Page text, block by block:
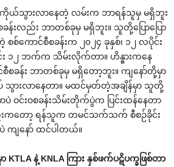
ယ်သွားလာနေတဲ့ လမ်းက ဘာရန်သူမှ မရှိဘူး
န်းလည်း ဘာတစ်ခုမှ မရှိဘူး။ သူတို့ပြောပြော
စ်ကောင်စီစခန်းက ၂၀၂၄ ခုနှစ်၊ ၁၂ လပိုင်း
၁၂ ဘက်က သိမ်းလိုက်တာ။ ဟိန္ဓားကနေ
စခန်း ဘာတစ်ခုမှ မရှိတော့ဘူး။ ကျနော်တို့မှာ
ားလာနေတာ။ မထင်မှတ်တဲ့အချိန်မှာ သူတို့
ပဲ ဝင်းဝစခန်းသိမ်းတိုက်ပွဲက ပြင်းထန်နေတာ
ကတော့ ရန်သူက တမင်သက်သက် စီစဉ်ခိုင်း
နော် ထင်ပါတယ်။
KTLA နဲ့ KNLA ကြား နှစ်ဖက်ပဋိပက္ခဖြစ်တာ